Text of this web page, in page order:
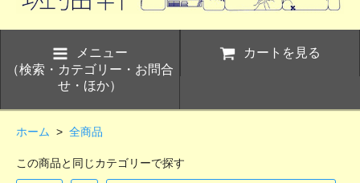
メニュー
（検索・カテゴリー・お問合
せ・ほか）
カートを見る
ホーム > 全商品
この商品と同じカテゴリーで探す